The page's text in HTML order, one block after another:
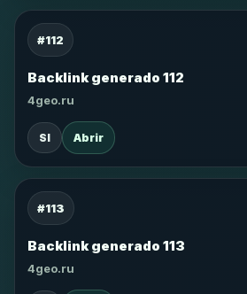
#112
Backlink generado 112
4geo.ru
SI Abrir
#113
Backlink generado 113
4geo.ru